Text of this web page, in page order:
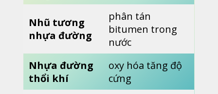
Nhũ tương
nhựa đường
phân tán
bitumen trong
nước
Nhựa đường
thổi khí
oxy hóa tăng độ
cứng